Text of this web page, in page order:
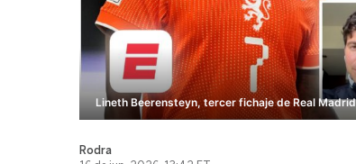
Lineth Beerensteyn, tercer fichaje de Real
Rodra